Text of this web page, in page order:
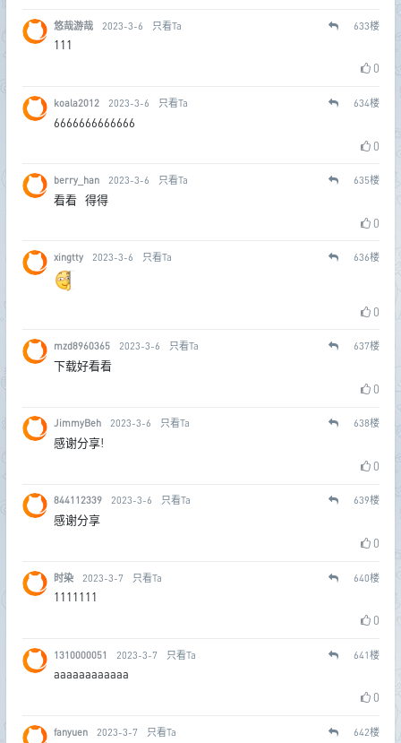
悠哉游哉 2023-3-6 只看Ta 633楼
111
0
koala2012 2023-3-6 只看Ta 634楼
6666666666666
0
berry_han 2023-3-6 只看Ta 635楼
看看 得得
0
xingtty 2023-3-6 只看Ta 636楼
0
mzd8960365 2023-3-6 只看Ta 637楼
下载好看看
0
JimmyBeh 2023-3-6 只看Ta 638楼
感谢分享!
0
844112339 2023-3-6 只看Ta 639楼
感谢分享
0
时染 2023-3-7 只看Ta 640楼
1111111
0
1310000051 2023-3-7 只看Ta 641楼
aaaaaaaaaaaa
0
fanyuen 2023-3-7 只看Ta 642楼